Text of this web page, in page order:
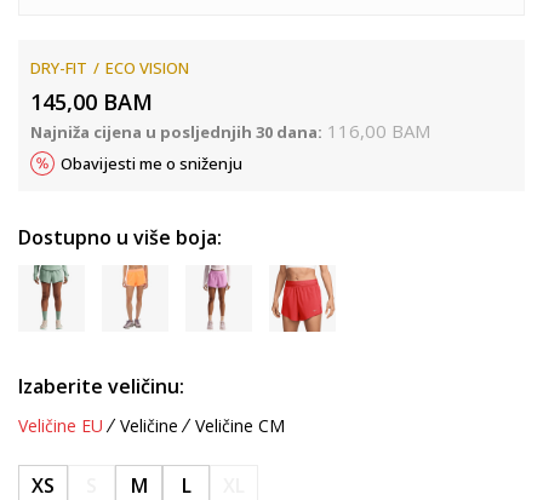
DRY-FIT ECO VISION
145,00 BAM
Najniža cijena u posljednjih 30 dana: 116,00 BAM
Obavijesti me o sniženju
Dostupno u više boja:
Izaberite veličinu:
Veličine EU Veličine Veličine CM
XS M L